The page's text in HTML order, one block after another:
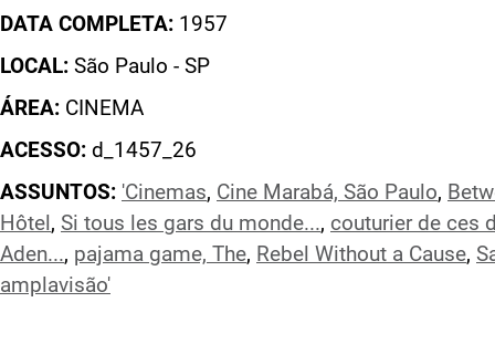
DATA COMPLETA: 1957
LOCAL: São Paulo - SP
ÁREA: CINEMA
ACESSO: d_1457_26
ASSUNTOS: 'Cinemas, Cine Marabá, São Paulo,
Hôtel , Si tous les gars du monde..., couturier de ces
Aden..., pajama game, The, Rebel Without a Cause,
amplavisão'